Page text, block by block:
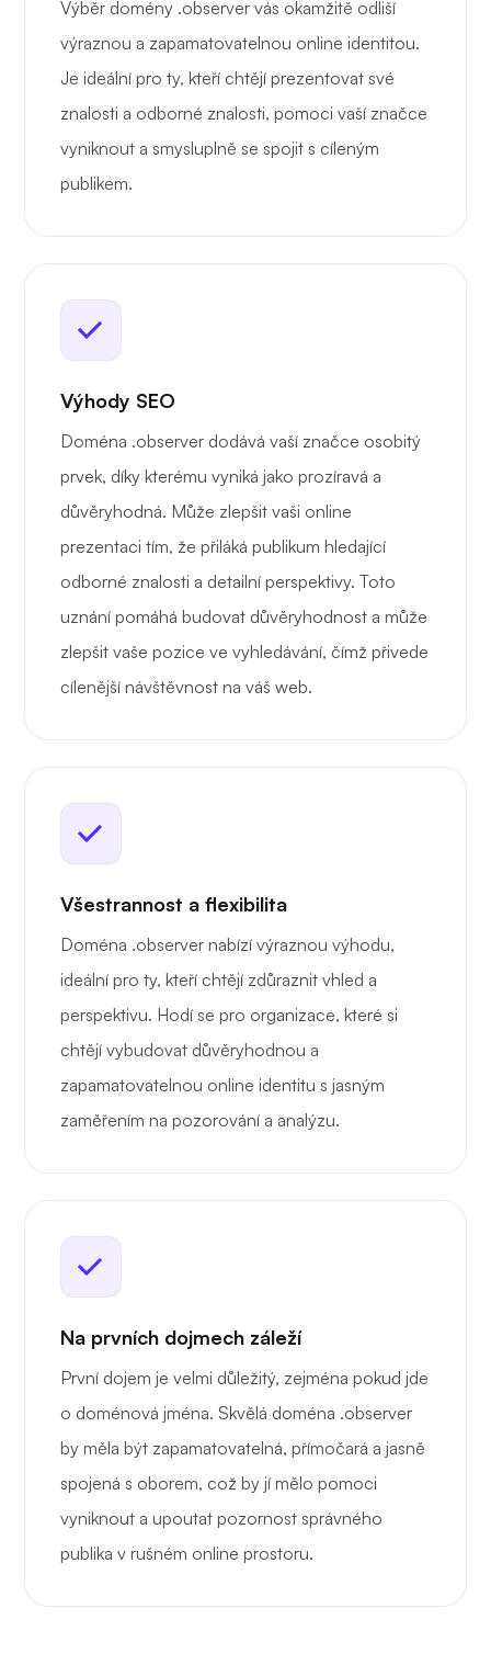
Výběr domény .observer vás okamžitě odliší
výraznou a zapamatovatelnou online identitou.
Je ideální pro ty, kteří chtějí prezentovat své
znalosti a odborné znalosti, pomoci vaší značce
vyniknout a smysluplně se spojit s cíleným
publikem.
Výhody SEO
Doména .observer dodává vaší značce osobitý
prvek, díky kterému vyniká jako prozíravá a
důvěryhodná. Může zlepšit vaši online
prezentaci tím, že přiláká publikum hledající
odborné znalosti a detailní perspektivy. Toto
uznání pomáhá budovat důvěryhodnost a může
zlepšit vaše pozice ve vyhledávání, čímž přivede
cílenější návštěvnost na váš web.
Všestrannost a flexibilita
Doména .observer nabízí výraznou výhodu,
ideální pro ty, kteří chtějí zdůraznit vhled a
perspektivu. Hodí se pro organizace, které si
chtějí vybudovat důvěryhodnou a
zapamatovatelnou online identitu s jasným
zaměřením na pozorování a analýzu.
Na prvních dojmech záleží
První dojem je velmi důležitý, zejména pokud jde
o doménová jména. Skvělá doména .observer
by měla být zapamatovatelná, přímočará a jasně
spojená s oborem, což by jí mělo pomoci
vyniknout a upoutat pozornost správného
publika v rušném online prostoru.